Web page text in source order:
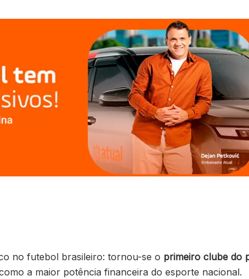
no futebol brasileiro: tornou-se o primeiro clube do
a maior potência financeira do esporte nacional.